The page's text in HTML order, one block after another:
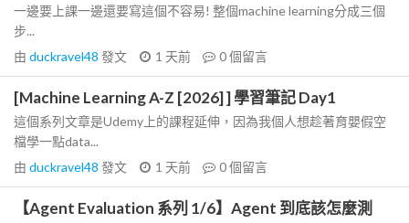
一邊要上課一邊還要寫這個不容易! 整個machine learning分成三個
步...
由 duckravel48 發文 1 天前 0個留言
[Machine Learning A-Z [2026] ] 學習筆記 Day1
這個系列文章是Udemy上的課程延伸，因為我個人想趁著育嬰假空
檔學一點data...
由 duckravel48 發文 1 天前 0個留言
【Agent Evaluation 系列 1/6】Agent 到底該怎麼測